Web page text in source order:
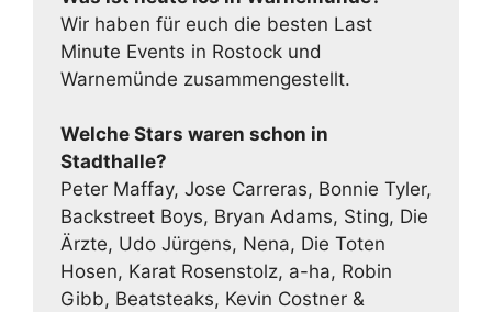
Wir haben für euch die besten Last
Minute Events in Rostock und
Warnemünde zusammengestellt.
Welche Stars waren schon in
Stadthalle?
Peter Maffay, Jose Carreras, Bonnie Tyler,
Backstreet Boys, Bryan Adams, Sting, Die
Ärzte, Udo Jürgens, Nena, Die Toten
Hosen, Karat Rosenstolz, a-ha, Robin
Gibb, Beatsteaks, Kevin Costner &